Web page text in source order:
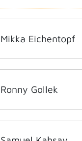
Mikka Eichentopf
Ronny Gollek